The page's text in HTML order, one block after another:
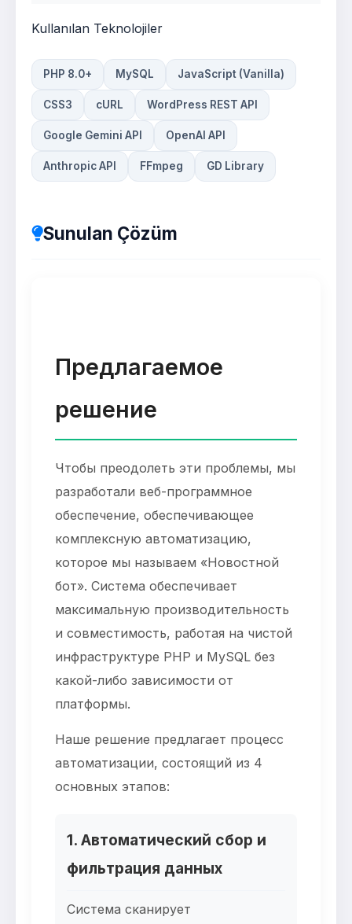
Kullanılan Teknolojiler
PHP 8.0+ MySQL JavaScript (Vanilla)
CSS3 cURL WordPress REST API
Google Gemini API OpenAI API
Anthropic API FFmpeg GD Library
Sunulan Çözüm
Предлагаемое
решение
Чтобы преодолеть эти проблемы, мы
разработали веб-программное
обеспечение, обеспечивающее
комплексную автоматизацию,
которое мы называем «Новостной
бот». Система обеспечивает
максимальную производительность
и совместимость, работая на чистой
инфраструктуре PHP и MySQL без
какой-либо зависимости от
платформы.
Наше решение предлагает процесс
автоматизации, состоящий из 4
основных этапов:
1. Автоматический сбор и
фильтрация данных
Система сканирует